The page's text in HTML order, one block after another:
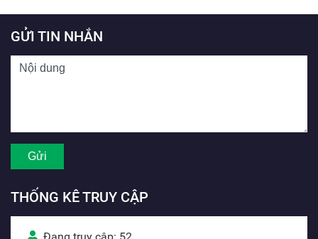
GỬI TIN NHẮN
THỐNG KÊ TRUY CẬP